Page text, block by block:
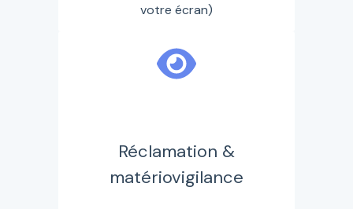
votre écran)
Réclamation &
matériovigilance